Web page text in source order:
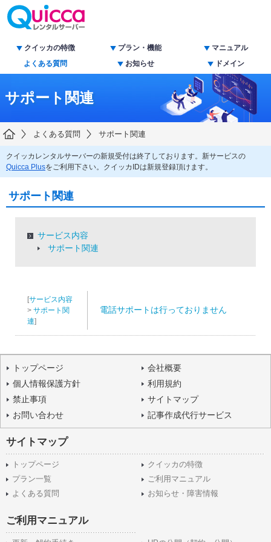
クイッカの特徴 プラン・機能
マニュアル
よくある質問
お知らせ ドメイン
サポート関連
よくある質問 サポート関連
クイッカレンタルサーバーの新規受付は終了しております。新サービスの
Quicca Plusをご利用下さい。クイッカIDは新規登録頂けます。
サポート関連
サービス内容
サポート関連
[サービス内容
> サポート関
連]
電話サポートは行っておりません
トップページ
会社概要
個人情報保護方針
利用規約
禁止事項
サイトマップ
お問い合わせ
記事作成代行サービス
サイトマップ
トップページ
クイッカの特徴
プラン一覧
ご利用マニュアル
よくある質問
お知らせ・障害情報
ご利用マニュアル